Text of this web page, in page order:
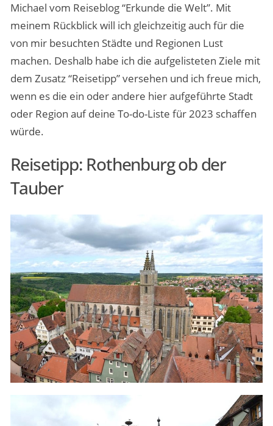
Michael vom Reiseblog “Erkunde die Welt”. Mit
meinem Rückblick will ich gleichzeitig auch für die
von mir besuchten Städte und Regionen Lust
machen. Deshalb habe ich die aufgelisteten Ziele mit
dem Zusatz “Reisetipp” versehen und ich freue mich,
wenn es die ein oder andere hier aufgeführte Stadt
oder Region auf deine To-do-Liste für 2023 schaffen
würde.
Reisetipp: Rothenburg ob der
Tauber